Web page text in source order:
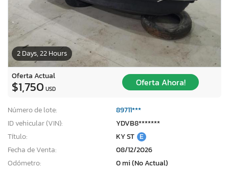
2 Days, 22 Hours
Oferta Actual
$1,750 USD
Oferta Ahora!
Número de lote:
89711***
ID vehicular (VIN):
YDVB8*******
Título:
KY ST E
Fecha de Venta:
08/12/2026
Odómetro:
0 mi (No Actual)